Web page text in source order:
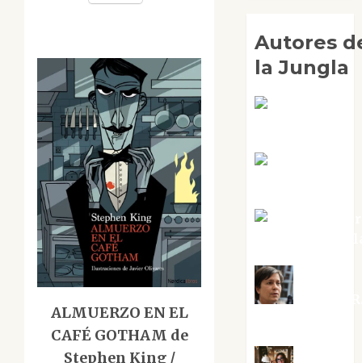
ALMUERZO EN EL
CAFÉ GOTHAM de
Stephen King /
Autores
la Jungla